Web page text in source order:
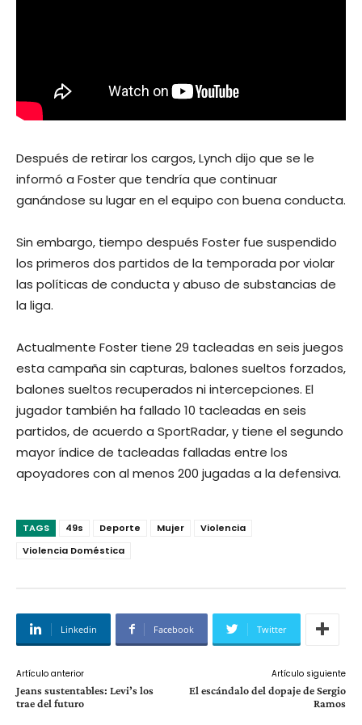
Después de retirar los cargos, Lynch dijo que se le
informó a Foster que tendría que continuar
ganándose su lugar en el equipo con buena conducta.
Sin embargo, tiempo después Foster fue suspendido
los primeros dos partidos de la temporada por violar
las políticas de conducta y abuso de substancias de
la liga.
Actualmente Foster tiene 29 tacleadas en seis juegos
esta campaña sin capturas, balones sueltos forzados,
balones sueltos recuperados ni intercepciones. El
jugador también ha fallado 10 tacleadas en seis
partidos, de acuerdo a SportRadar, y tiene el segundo
mayor índice de tacleadas falladas entre los
apoyadores con al menos 200 jugadas a la defensiva.
TAGS 49s Deporte Mujer
Violencia
Violencia Doméstica
Linkedin Facebook Twitter
Artículo anterior
Jeans sustentables: Levi’s los
trae del futuro
Artículo siguiente
El escándalo del dopaje de Sergio
Ramos